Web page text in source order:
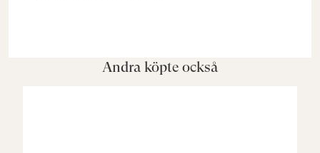
Andra köpte också